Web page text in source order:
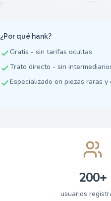
¿Por qué hank?
Gratis - sin tarifas ocultas
Trato directo - sin
Especializado en piezas raras
200+
usuarios